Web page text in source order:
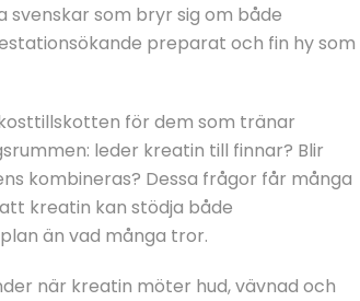
som bryr sig om både
preparat och fin hy som
för dem som tränar
leder kreatin till finnar? Blir
kombineras? Dessa frågor får många
kreatin kan stödja både
än vad många tror.
när kreatin möter hud, vävnad och